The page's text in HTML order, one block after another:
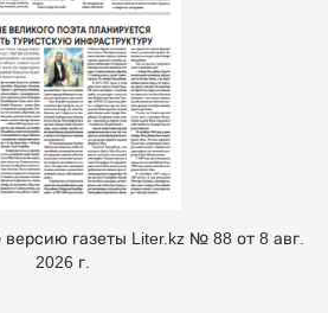
газеты Liter.kz № 88 от 8 авг.
2026 г.